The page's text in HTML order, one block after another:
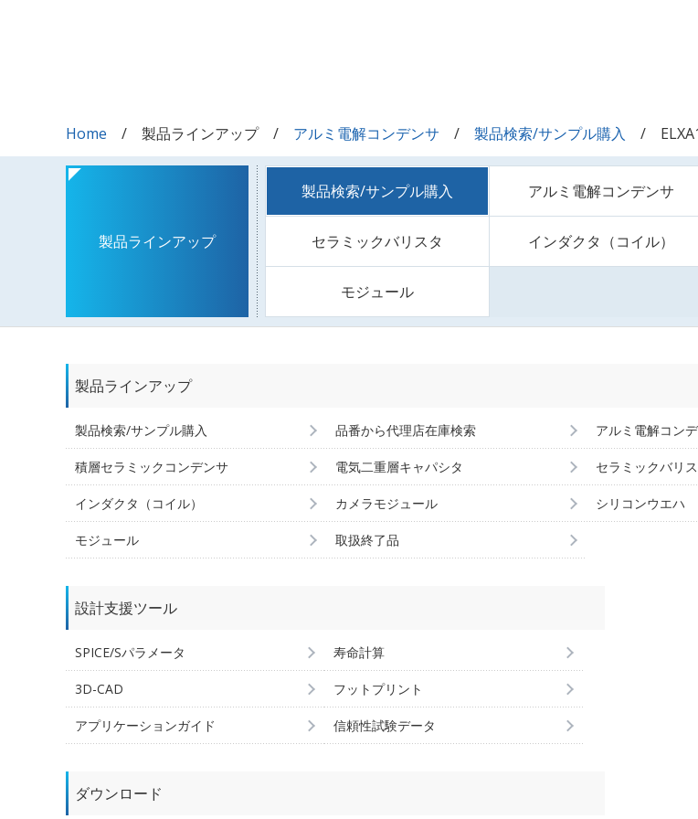
Home 製品ラインアップ アルミ電解コンデンサ 製品検索/サンプル購入
製品ラインアップ
製品検索/サンプル購入 アルミ電解コンデンサ
セラミックバリスタ インダクタ（コイル）
モジュール
製品ラインアップ
製品検索/サンプル購入 品番から代理店在庫検索 アルミ電解コン
積層セラミックコンデンサ 電気二重層キャパシタ セラミックバリ
インダクタ（コイル） カメラモジュール シリコンウエハ
モジュール 取扱終了品
設計支援ツール
SPICE/Sパラメータ 寿命計算
3D-CAD フットプリント
アプリケーションガイド 信頼性試験データ
ダウンロード